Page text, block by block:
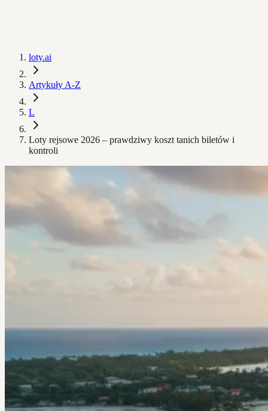
loty.ai
Artykuły A-Z
L
Loty rejsowe 2026 – prawdziwy koszt tanich biletów i
kontroli